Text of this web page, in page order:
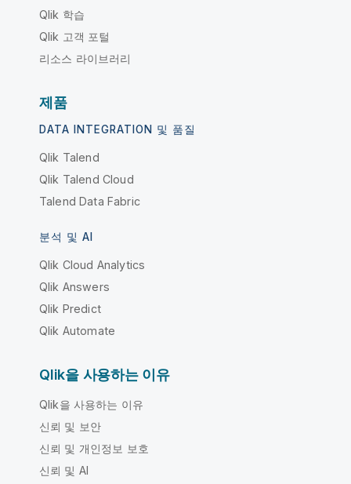
Qlik 학습
Qlik 고객 포털
리소스 라이브러리
제품
DATA INTEGRATION 및 품질
Qlik Talend
Qlik Talend Cloud
Talend Data Fabric
분석 및 AI
Qlik Cloud Analytics
Qlik Answers
Qlik Predict
Qlik Automate
Qlik을 사용하는 이유
Qlik을 사용하는 이유
신뢰 및 보안
신뢰 및 개인정보 보호
신뢰 및 AI